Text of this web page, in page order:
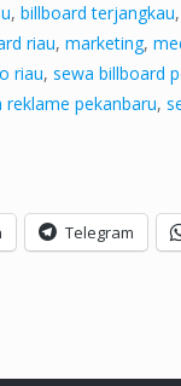
, billboard terjangkau,
riau, marketing,
riau, sewa billboard
reklame pekanbaru,
Telegram